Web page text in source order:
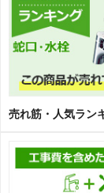
売れ筋・人気ラン